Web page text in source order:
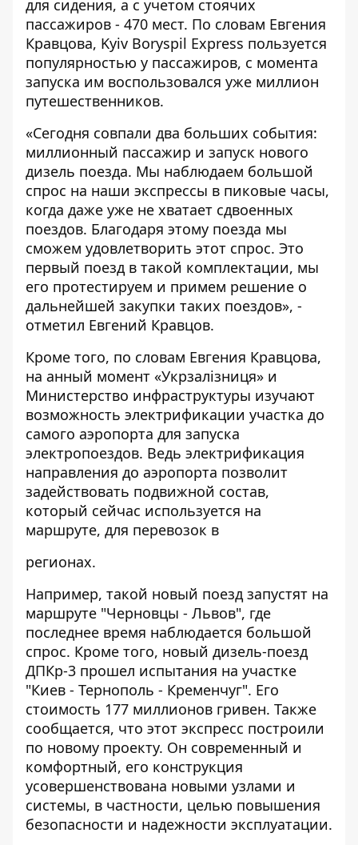
для сидения, а с учетом стоячих
пассажиров - 470 мест. По словам Евгения
Кравцова, Kyiv Boryspil Express пользуется
популярностью у пассажиров, с момента
запуска им воспользовался уже миллион
путешественников.
«Сегодня совпали два больших события:
миллионный пассажир и запуск нового
дизель поезда. Мы наблюдаем большой
спрос на наши экспрессы в пиковые часы,
когда даже уже не хватает сдвоенных
поездов. Благодаря этому поезда мы
сможем удовлетворить этот спрос. Это
первый поезд в такой комплектации, мы
его протестируем и примем решение о
дальнейшей закупки таких поездов», -
отметил Евгений Кравцов.
Кроме того, по словам Евгения Кравцова,
на анный момент «Укрзалізниця» и
Министерство инфраструктуры изучают
возможность электрификации участка до
самого аэропорта для запуска
электропоездов. Ведь электрификация
направления до аэропорта позволит
задействовать подвижной состав,
который сейчас используется на
маршруте, для перевозок в
регионах.
Например, такой новый поезд запустят на
маршруте "Черновцы - Львов", где
последнее время наблюдается большой
спрос. Кроме того, новый дизель-поезд
ДПКр-3 прошел испытания на участке
"Киев - Тернополь - Кременчуг". Его
стоимость 177 миллионов ​​гривен. Также
сообщается, что этот экспресс построили
по новому проекту. Он современный и
комфортный, его конструкция
усовершенствована новыми узлами и
системы, в частности, целью повышения
безопасности и надежности эксплуатации.